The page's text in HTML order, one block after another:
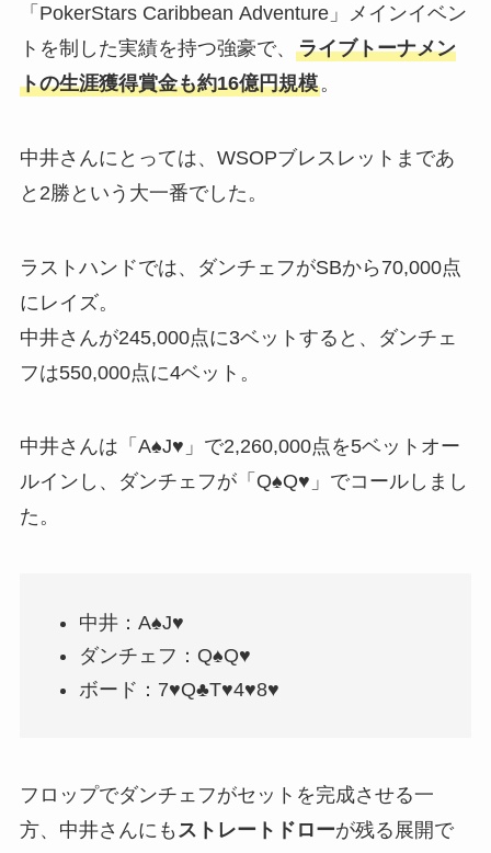
「PokerStars Caribbean Adventure」メインイベン
トを制した実績を持つ強豪で、 ライブトーナメン
トの生涯獲得賞金も約16億円規模。
中井さんにとっては、WSOPブレスレットまであ
と2勝という大一番でした。
ラストハンドでは、ダンチェフがSBから70,000点
にレイズ。
中井さんが245,000点に3ベットすると、ダンチェ
フは550,000点に4ベット。
中井さんは「A♠J♥」で2,260,000点を5ベットオー
ルインし、ダンチェフが「Q♠Q♥」でコールしまし
た。
中井：A♠J♥
ダンチェフ：Q♠Q♥
ボード：7♥Q♣T♥4♥8♥
フロップでダンチェフがセットを完成させる一
方、中井さんにも ストレートドローが残る展開で